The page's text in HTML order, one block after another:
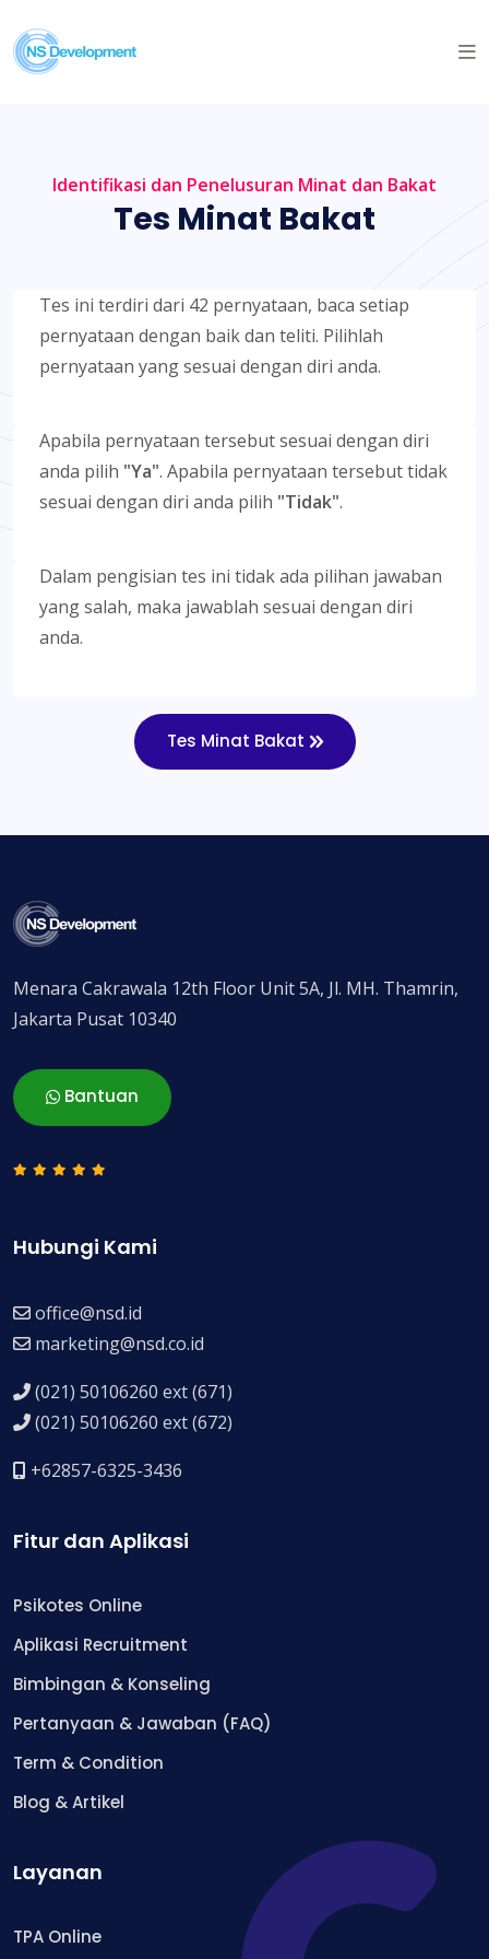
Identifikasi dan Penelusuran Minat dan Bakat
Tes Minat Bakat
Tes ini terdiri dari 42 pernyataan, baca setiap
pernyataan dengan baik dan teliti. Pilihlah
pernyataan yang sesuai dengan diri anda.
Apabila pernyataan tersebut sesuai dengan diri
anda pilih "Ya". Apabila pernyataan tersebut tidak
sesuai dengan diri anda pilih "Tidak".
Dalam pengisian tes ini tidak ada pilihan jawaban
yang salah, maka jawablah sesuai dengan diri
anda.
Tes Minat Bakat
Menara Cakrawala 12th Floor Unit 5A, Jl. MH. Thamrin,
Jakarta Pusat 10340
Bantuan
Hubungi Kami
office@nsd.id
marketing@nsd.co.id
(021) 50106260 ext (671)
(021) 50106260 ext (672)
+62857-6325-3436
Fitur dan Aplikasi
Psikotes Online
Aplikasi Recruitment
Bimbingan & Konseling
Pertanyaan & Jawaban (FAQ)
Term & Condition
Blog & Artikel
Layanan
TPA Online